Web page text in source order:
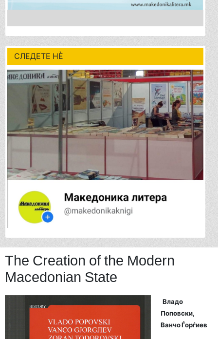
СЛЕДЕТЕ НÈ
The Creation of the Modern
Macedonian State
Владо
Поповски,
Ванчо Ѓорѓиев